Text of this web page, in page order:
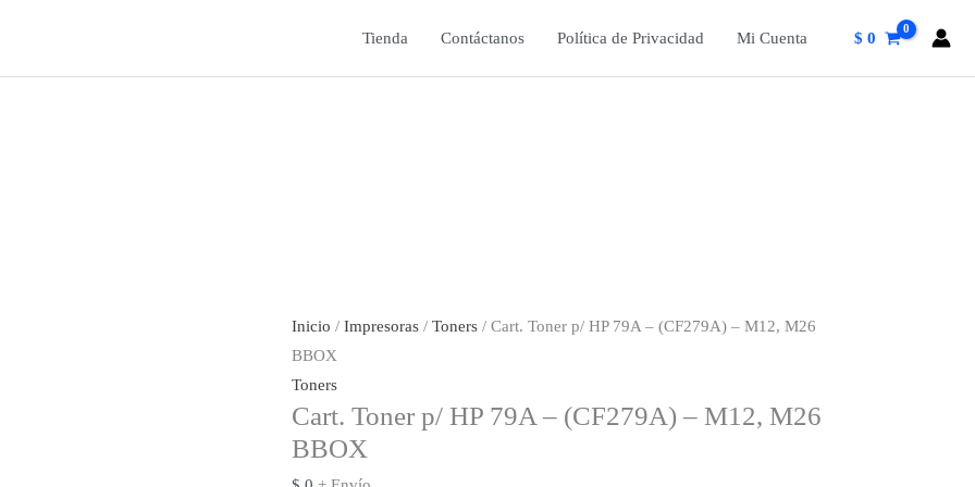
Tienda Contáctanos Política de Privacidad Mi Cuenta $ 0
Inicio / Impresoras / Toners / Cart. Toner p/ HP 79A – (CF279A) – M12, M26
BBOX
Toners
Cart. Toner p/ HP 79A – (CF279A) – M12, M26
BBOX